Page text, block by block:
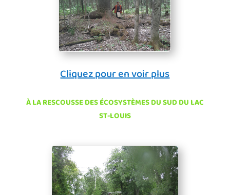
Cliquez pour en voir plus
À LA RESCOUSSE DES ÉCOSYSTÈMES DU SUD DU LAC
ST-LOUIS